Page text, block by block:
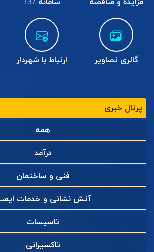
پیام شهردار و اعضای
شهر کلاچای به مناسبت
دکتر علی لاریجانی دبیر
امنیت ملی کشور
Next
مزایده و مناقصه سامانه 137
گالری تصاویر ارتباط با شهردار
پرتال خبری
همه
درآمد
فنی و ساختمان
آتش نشانی و خدمات
تاسیسات
تاکسیرانی